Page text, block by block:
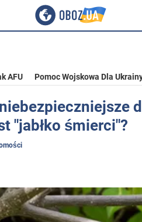
AFU Pomoc Wojskowa Dla
"jabłko śmierci"?